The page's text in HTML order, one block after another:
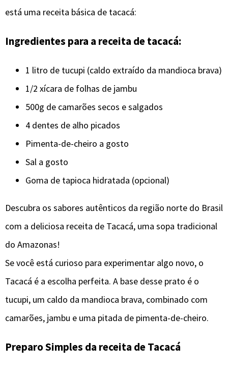
está uma receita básica de tacacá:
Ingredientes para a receita de tacacá:
1 litro de tucupi (caldo extraído da mandioca brava)
1/2 xícara de folhas de jambu
500g de camarões secos e salgados
4 dentes de alho picados
Pimenta-de-cheiro a gosto
Sal a gosto
Goma de tapioca hidratada (opcional)
Descubra os sabores autênticos da região norte do Brasil
com a deliciosa receita de Tacacá, uma sopa tradicional
do Amazonas!
Se você está curioso para experimentar algo novo, o
Tacacá é a escolha perfeita. A base desse prato é o
tucupi, um caldo da mandioca brava, combinado com
camarões, jambu e uma pitada de pimenta-de-cheiro.
Preparo Simples da receita de Tacacá